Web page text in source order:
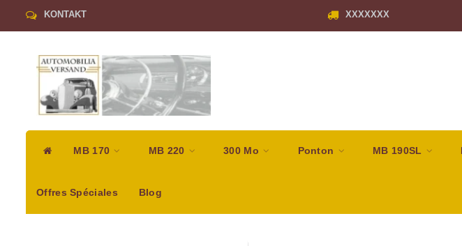
KONTAKT XXXXXXX
MB 170 MB 220 300 Mo Ponton MB 190SL
Offres Spéciales Blog